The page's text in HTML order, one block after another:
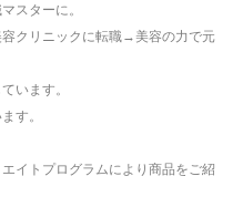
スターに。
クリニックに転職→美容の力で元
います。
す。
イトプログラムにより商品をご紹